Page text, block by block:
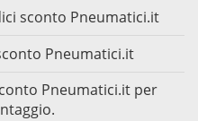
sconto Pneumatici.it
Pneumatici.it
Pneumatici.it per